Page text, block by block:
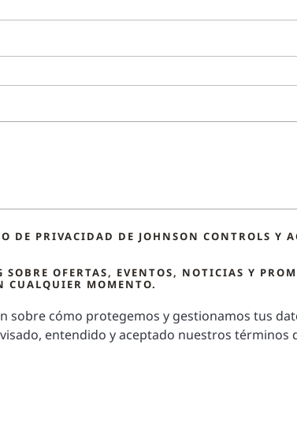
DE PRIVACIDAD DE JOHNSON CONTROLS Y
OFERTAS, EVENTOS, NOTICIAS Y
CUALQUIER MOMENTO.
sobre cómo protegemos y gestionamos tus
entendido y aceptado nuestros términos